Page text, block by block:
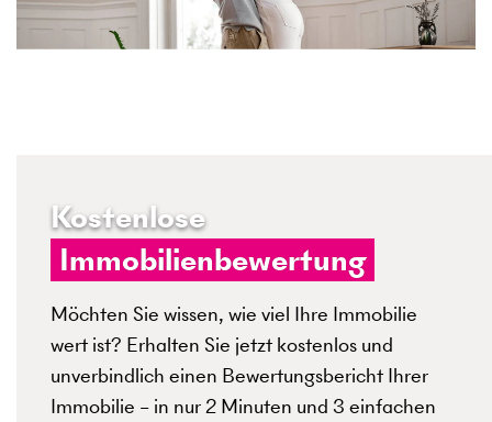
Kostenlose
Immobilienbewertung
Möchten Sie wissen, wie viel Ihre Immobilie
wert ist? Erhalten Sie jetzt kostenlos und
unverbindlich einen Bewertungsbericht Ihrer
Immobilie – in nur 2 Minuten und 3 einfachen